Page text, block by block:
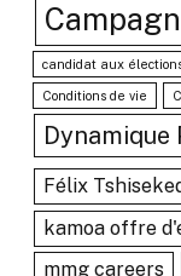
candidat aux
Conditions de vie
Dynamique
Félix
kamoa offre
mmg careers